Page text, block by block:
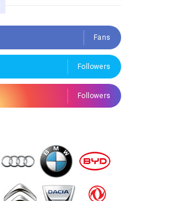
Fans
Followers
Followers